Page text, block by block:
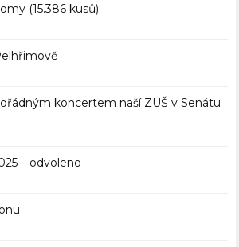
(15.386 kusů)
koncertem naší ZUŠ v Senátu
– odvoleno